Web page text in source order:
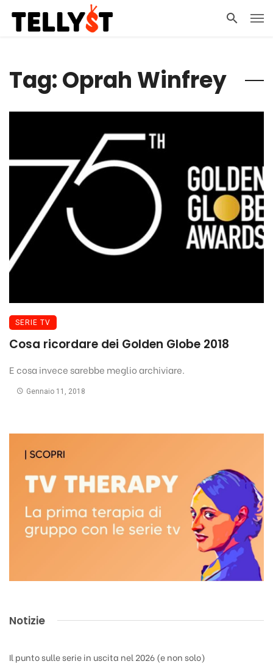
Tag: Oprah Winfrey
SERIE TV
Cosa ricordare dei Golden Globe 2018
E cosa invece sarebbe meglio archiviare.
Gennaio 11, 2018
Notizie
Il punto sulle serie in uscita nel 2026 (e non solo)